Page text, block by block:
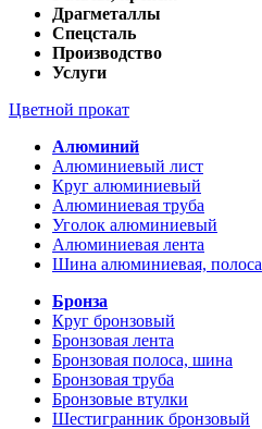
Драгметаллы
Спецсталь
Производство
Услуги
Цветной прокат
Алюминий
Алюминиевый лист
Круг алюминиевый
Алюминиевая труба
Уголок алюминиевый
Алюминиевая лента
Шина алюминиевая, полоса
Бронза
Круг бронзовый
Бронзовая лента
Бронзовая полоса, шина
Бронзовая труба
Бронзовые втулки
Шестигранник бронзовый